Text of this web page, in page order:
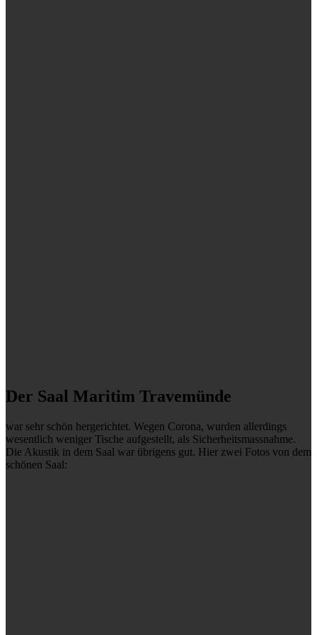
Der Saal Maritim Travemünde
war sehr schön hergerichtet. Wegen Corona, wurden allerdings
wesentlich weniger Tische aufgestellt, als Sicherheitsmassnahme.
Die Akustik in dem Saal war übrigens gut. Hier zwei Fotos von dem
schönen Saal: